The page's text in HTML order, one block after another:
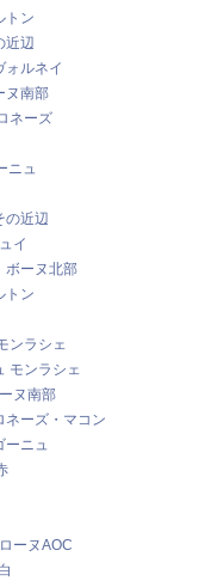
トン
近辺
ォルネイ
ヌ南部
ネーズ
ニュ
の近辺
イ
ーヌ北部
トン
ンラシェ
モンラシェ
ヌ南部
ネーズ・マコン
ーニュ
ーヌAOC